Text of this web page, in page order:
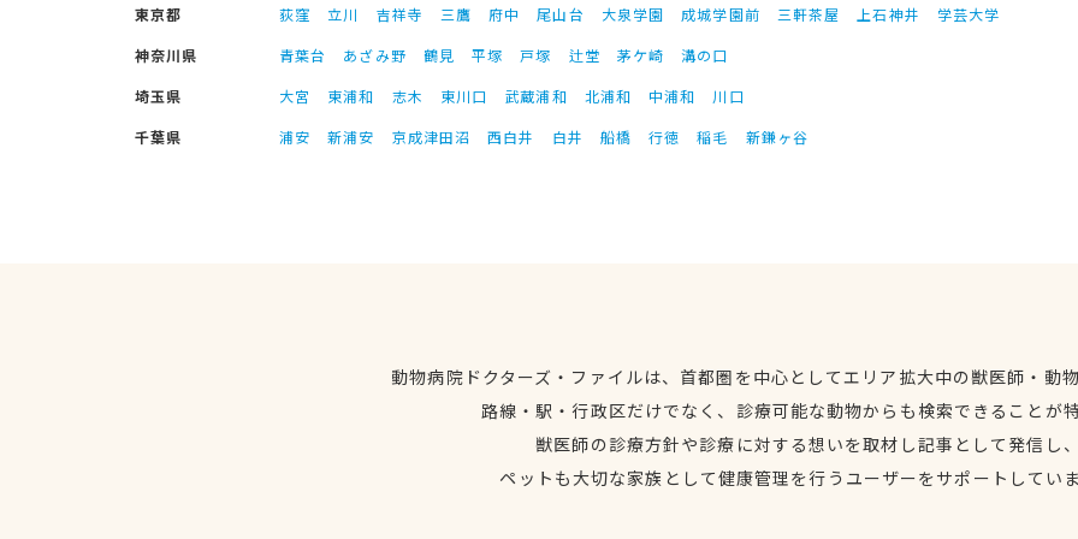
東京都 荻窪 立川 吉祥寺 三鷹 府中 尾山台 大泉学園 成城学園前 三軒茶屋 上石神井
学芸大学
神奈川県
青葉台 あざみ野 鶴見 平塚 戸塚 辻堂 茅ケ崎
溝の口
埼玉県
大宮 東浦和 志木 東川口 武蔵浦和 北浦和 中浦和
川口
千葉県
浦安 新浦安 京成津田沼 西白井 白井 船橋 行徳 稲毛 新鎌ヶ谷
動物病院ドクターズ・ファイルは、首都圏を中心としてエリア拡大中の獣医師・動
路線・駅・行政区だけでなく、診療可能な動物からも検索できることが
獣医師の診療方針や診療に対する想いを取材し記事として発信し
ペットも大切な家族として健康管理を行うユーザーをサポートしてい